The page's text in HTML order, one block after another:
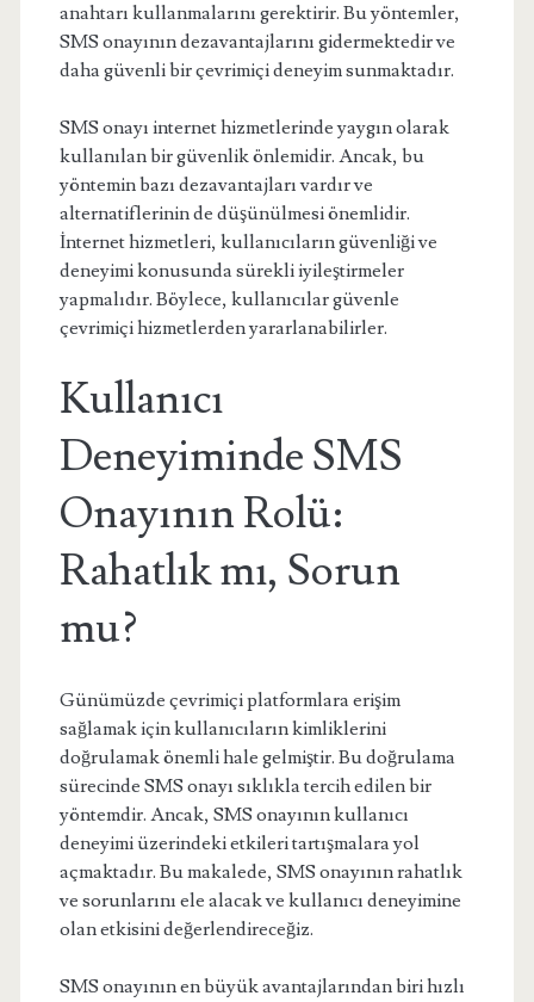
anahtarı kullanmalarını gerektirir. Bu yöntemler,
SMS onayının dezavantajlarını gidermektedir ve
daha güvenli bir çevrimiçi deneyim sunmaktadır.
SMS onayı internet hizmetlerinde yaygın olarak
kullanılan bir güvenlik önlemidir. Ancak, bu
yöntemin bazı dezavantajları vardır ve
alternatiflerinin de düşünülmesi önemlidir.
İnternet hizmetleri, kullanıcıların güvenliği ve
deneyimi konusunda sürekli iyileştirmeler
yapmalıdır. Böylece, kullanıcılar güvenle
çevrimiçi hizmetlerden yararlanabilirler.
Kullanıcı
Deneyiminde SMS
Onayının Rolü:
Rahatlık mı, Sorun
mu?
Günümüzde çevrimiçi platformlara erişim
sağlamak için kullanıcıların kimliklerini
doğrulamak önemli hale gelmiştir. Bu doğrulama
sürecinde SMS onayı sıklıkla tercih edilen bir
yöntemdir. Ancak, SMS onayının kullanıcı
deneyimi üzerindeki etkileri tartışmalara yol
açmaktadır. Bu makalede, SMS onayının rahatlık
ve sorunlarını ele alacak ve kullanıcı deneyimine
olan etkisini değerlendireceğiz.
SMS onayının en büyük avantajlarından biri hızlı